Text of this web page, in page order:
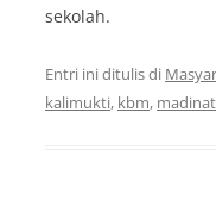
sekolah.
Entri ini ditulis di
kalimukti, kbm,